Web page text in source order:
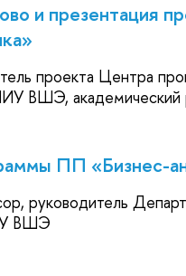
и презентация
проекта Центра
ВШЭ, академический
ПП «Бизнес-
руководитель
ВШЭ